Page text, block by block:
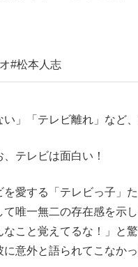
#松本人志
い」「テレビ離れ」など
テレビは面白い！
愛する「テレビっ子」
て唯一無二の存在感を示
なこと覚えてるな！」と
意外と語られてこなか